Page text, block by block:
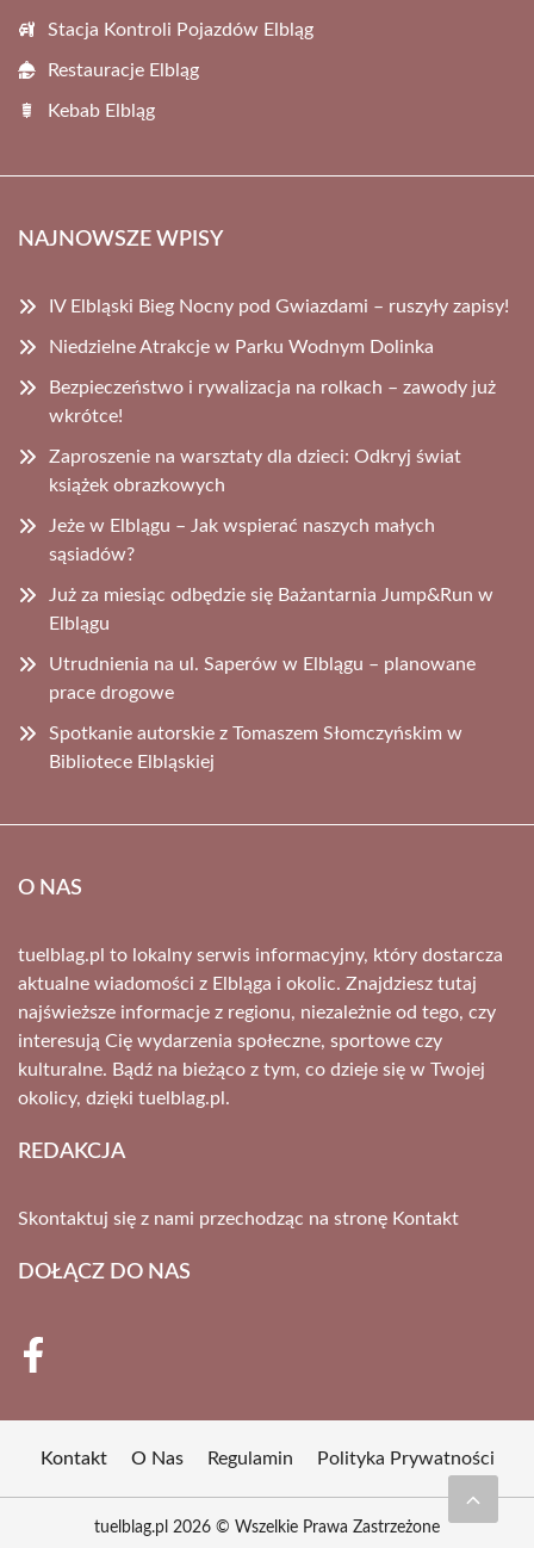
Stacja Kontroli Pojazdów Elbląg
Restauracje Elbląg
Kebab Elbląg
NAJNOWSZE WPISY
IV Elbląski Bieg Nocny pod Gwiazdami – ruszyły zapisy!
Niedzielne Atrakcje w Parku Wodnym Dolinka
Bezpieczeństwo i rywalizacja na rolkach – zawody już
wkrótce!
Zaproszenie na warsztaty dla dzieci: Odkryj świat
książek obrazkowych
Jeże w Elblągu – Jak wspierać naszych małych
sąsiadów?
Już za miesiąc odbędzie się Bażantarnia Jump&Run w
Elblągu
Utrudnienia na ul. Saperów w Elblągu – planowane
prace drogowe
Spotkanie autorskie z Tomaszem Słomczyńskim w
Bibliotece Elbląskiej
O NAS
tuelblag.pl to lokalny serwis informacyjny, który dostarcza
aktualne wiadomości z Elbląga i okolic. Znajdziesz tutaj
najświeższe informacje z regionu, niezależnie od tego, czy
interesują Cię wydarzenia społeczne, sportowe czy
kulturalne. Bądź na bieżąco z tym, co dzieje się w Twojej
okolicy, dzięki tuelblag.pl.
REDAKCJA
Skontaktuj się z nami przechodząc na stronę Kontakt
DOŁĄCZ DO NAS
Kontakt O Nas Regulamin Polityka Prywatności
tuelblag.pl 2026 © Wszelkie Prawa Zastrzeżone